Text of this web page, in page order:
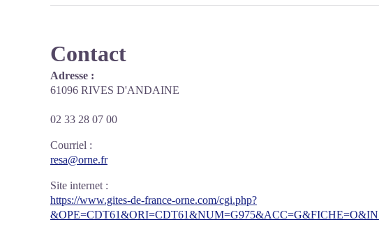
Contact
Adresse :
61096 RIVES D'ANDAINE
02 33 28 07 00
Courriel :
resa@orne.fr
Site internet :
https://www.gites-de-france-orne.com/cgi.php?